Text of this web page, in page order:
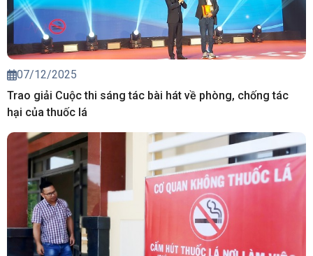
07/12/2025
Trao giải Cuộc thi sáng tác bài hát về phòng, chống tác
hại của thuốc lá